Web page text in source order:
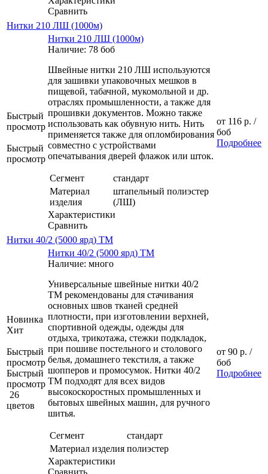
Сравнить
Нитки 210 ЛШ (1000м)
Быстрый
просмотр
Быстрый
просмотр
Нитки 210 ЛШ (1000м)
Наличие: 78 боб
Швейные нитки 210 ЛШ используются
для зашивки упаковочных мешков в
пищевой, табачной, мукомольной и др.
отраслях промышленности, а также для
прошивки документов. Можно также
использовать как обувную нить. Нить
применяется также для опломбирования
совместно с устройствами
опечатывания дверей флажок или шток.
Сегмент
стандарт
Материал
изделия
штапельный полиэстер
(ЛШ)
Характеристики
Сравнить
от 116 р. /
боб
Подробнее
Нитки 40/2 (5000 ярд) ТМ
Новинка
Хит
Быстрый
просмотр
Быстрый
просмотр
26
цветов
Нитки 40/2 (5000 ярд) ТМ
Наличие: много
Универсальные швейные нитки 40/2
ТМ рекомендованы для стачивания
основных швов тканей средней
плотности, при изготовлении верхней,
спортивной одежды, одежды для
отдыха, трикотажа, стежки подкладок,
при пошиве постельного и столового
белья, домашнего текстиля, а также
шопперов и промосумок. Нитки 40/2
ТМ подходят для всех видов
высокоскоростных промышленных и
бытовых швейных машин, для ручного
шитья.
Сегмент
стандарт
Материал изделия полиэстер
Характеристики
Сравнить
от 90 р. /
боб
Подробнее